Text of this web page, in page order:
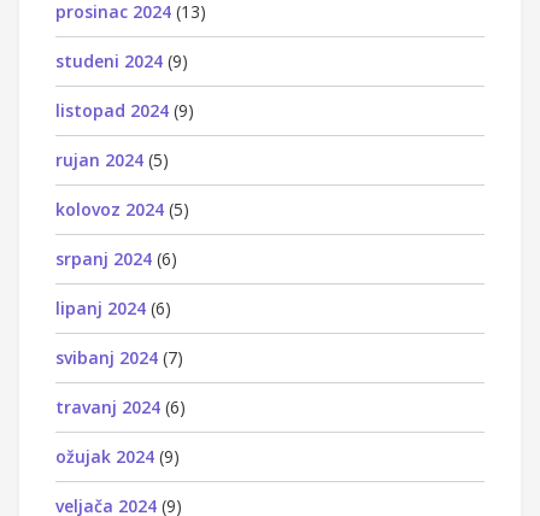
prosinac 2024 (13)
studeni 2024 (9)
listopad 2024 (9)
rujan 2024 (5)
kolovoz 2024 (5)
srpanj 2024 (6)
lipanj 2024 (6)
svibanj 2024 (7)
travanj 2024 (6)
ožujak 2024 (9)
veljača 2024 (9)